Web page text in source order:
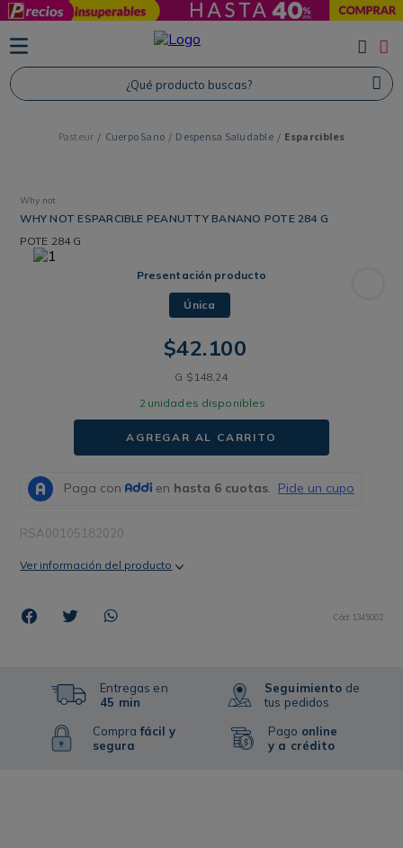
¿Qué producto buscas?
Cuerpo Sano Despensa Saludable Esparcibles
Why not
WHY NOT ESPARCIBLE PEANUTTY BANANO POTE 284 G
POTE 284 G
Presentación producto
Única
$42.100
G $ 148 24
2 unidades disponibles
AGREGAR AL CARRITO
RSA00105182020
Ver información del producto
Cód: 1345002
Entregas en
45 min
Comprafácil y
segura
Seguimiento de
tus pedidos
Pago online
y a crédito
TÉRMINOS MÁS BUSCADOS
1. Protector Solar
2. Proteina
Shampoo